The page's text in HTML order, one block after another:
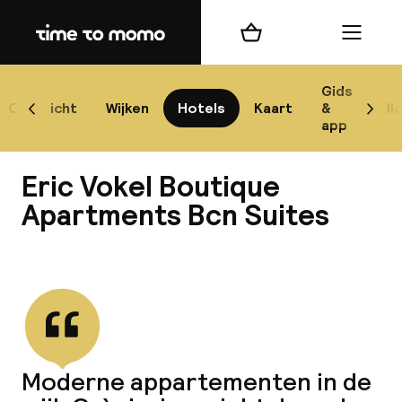
Home
Overzicht Wijken Hotels Kaart
Gids
&
app
Scroll naar links
Winkelmand Menu
Eric Vokel Boutique
Apartments Bcn Suites
Moderne appartementen in de